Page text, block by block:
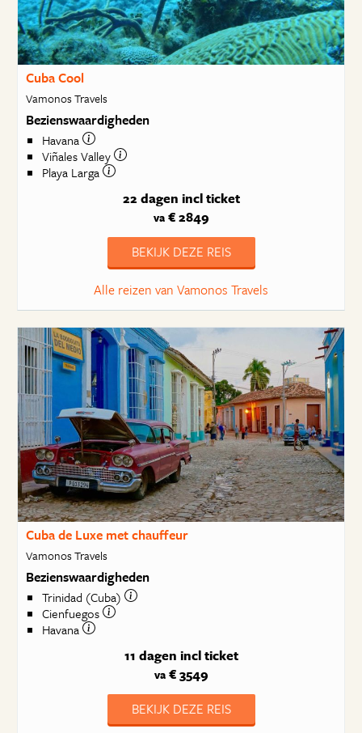
Cuba Cool
Vamonos Travels
Bezienswaardigheden
Havana
Viñales Valley
Playa Larga
22 dagen incl ticket
va€ 2849
BEKIJK DEZE REIS
Alle reizen van Vamonos Travels
Cuba de Luxe met chauffeur
Vamonos Travels
Bezienswaardigheden
Trinidad (Cuba)
Cienfuegos
Havana
11 dagen incl ticket
va€ 3549
BEKIJK DEZE REIS